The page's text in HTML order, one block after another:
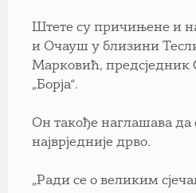
Штете су причињене и
и Очауш у близини
Марковић,
„Борја“.
Он такође наглашава да
најврједније дрво.
„Ради се о великим